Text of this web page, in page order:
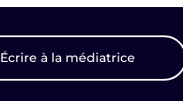
Écrire à la médiatrice